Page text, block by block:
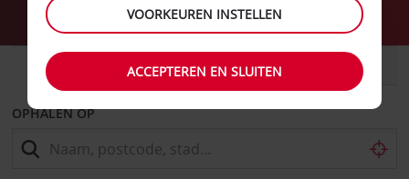
BESTELWAGEN
OPHALEN OP
VOORKEUREN INSTELLEN
ACCEPTEREN EN SLUITEN